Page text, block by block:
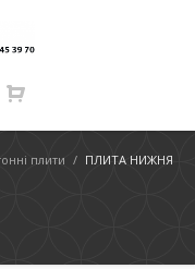
плити / ПЛИТА НИЖНЯ